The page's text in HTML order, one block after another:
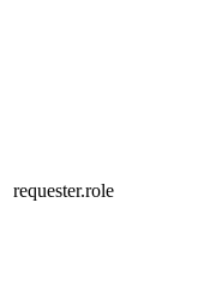
requester.role